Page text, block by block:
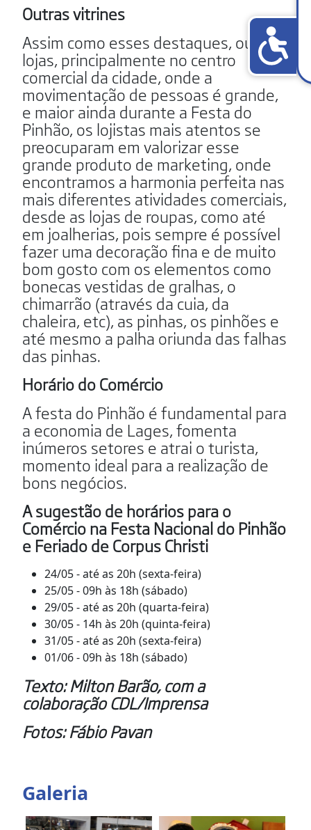
Outras vitrines
Assim como esses destaques, outras
lojas, principalmente no centro
comercial da cidade, onde a
movimentação de pessoas é grande,
e maior ainda durante a Festa do
Pinhão, os lojistas mais atentos se
preocuparam em valorizar esse
grande produto de marketing, onde
encontramos a harmonia perfeita nas
mais diferentes atividades comerciais,
desde as lojas de roupas, como até
em joalherias, pois sempre é possível
fazer uma decoração fina e de muito
bom gosto com os elementos como
bonecas vestidas de gralhas, o
chimarrão (através da cuia, da
chaleira, etc), as pinhas, os pinhões e
até mesmo a palha oriunda das falhas
das pinhas.
Horário do Comércio
A festa do Pinhão é fundamental para
a economia de Lages, fomenta
inúmeros setores e atrai o turista,
momento ideal para a realização de
bons negócios.
A sugestão de horários para o
Comércio na Festa Nacional do Pinhão
e Feriado de Corpus Christi
24/05 - até as 20h (sexta-feira)
25/05 - 09h às 18h (sábado)
29/05 - até as 20h (quarta-feira)
30/05 - 14h às 20h (quinta-feira)
31/05 - até as 20h (sexta-feira)
01/06 - 09h às 18h (sábado)
Texto: Milton Barão, com a
colaboração CDL/Imprensa
Fotos: Fábio Pavan
Galeria